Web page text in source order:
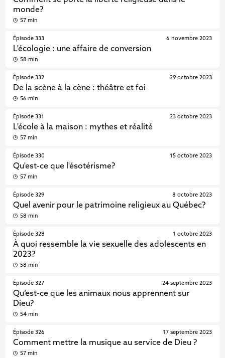
monde?
57 min
Épisode 333
L'écologie : une affaire de conversion
6 novembre 2023
58 min
Épisode 332
De la scène à la cène : théâtre et foi
29 octobre 2023
56 min
Épisode 331
L'école à la maison : mythes et réalité
23 octobre 2023
57 min
Épisode 330
Qu'est-ce que l'ésotérisme?
15 octobre 2023
57 min
Épisode 329
Quel avenir pour le patrimoine religieux au Québec?
8 octobre 2023
58 min
Épisode 328
À quoi ressemble la vie sexuelle des adolescents en
2023?
1 octobre 2023
58 min
Épisode 327
Qu’est-ce que les animaux nous apprennent sur
Dieu?
24 septembre 2023
54 min
Épisode 326
Comment mettre la musique au service de Dieu ?
17 septembre 2023
57 min